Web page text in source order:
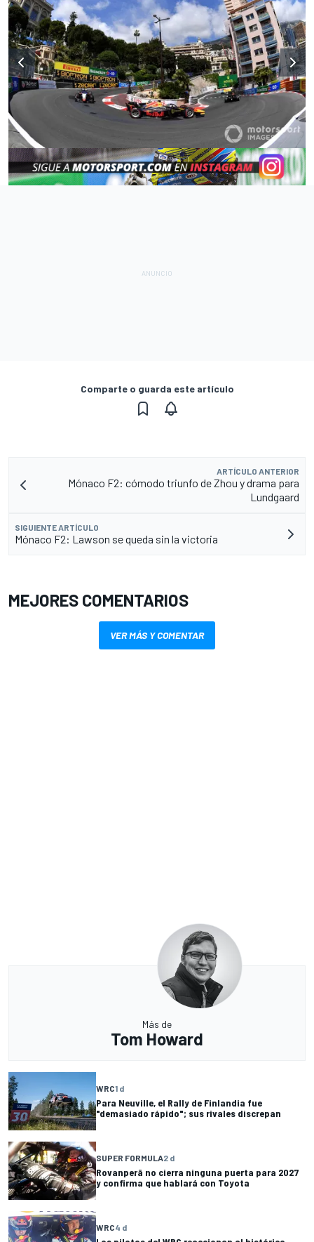
Comparte o guarda este artículo
ARTÍCULO ANTERIOR
Mónaco F2: cómodo triunfo de Zhou y drama para
Lundgaard
SIGUIENTE ARTÍCULO
Mónaco F2: Lawson se queda sin la victoria
MEJORES COMENTARIOS
VER MÁS Y COMENTAR
Más de
Tom Howard
WRC1 d
Para Neuville, el Rally de Finlandia fue
"demasiado rápido"; sus rivales discrepan
SUPER FORMULA2 d
Rovanperä no cierra ninguna puerta para 2027
y confirma que hablará con Toyota
WRC4 d